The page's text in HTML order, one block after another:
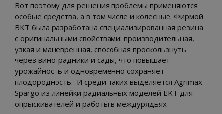
Вот поэтому для решения проблемы применяются
особые средства, а в том числе и колесные. Фирмой
BKT была разработана специализированная резина
с оригинальными свойствами: производительная,
узкая и маневренная, способная проскользнуть
через виноградники и сады, что повышает
урожайность и одновременно сохраняет
плодородность. И среди таких выделяется Agrimax
Spargo из линейки радиальных моделей BKT для
опрыскивателей и работы в междурядьях.